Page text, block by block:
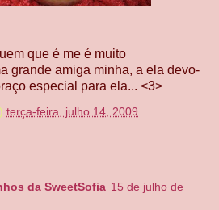
que é me é muito
grande amiga minha, a ela devo-
especial para ela... <3>
terça-feira, julho 14, 2009
da SweetSofia 15 de julho de